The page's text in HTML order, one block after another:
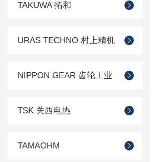
TAKUWA 拓和
URAS TECHNO 村上精机
NIPPON GEAR 齿轮工业
TSK 关西电热
TAMAOHM